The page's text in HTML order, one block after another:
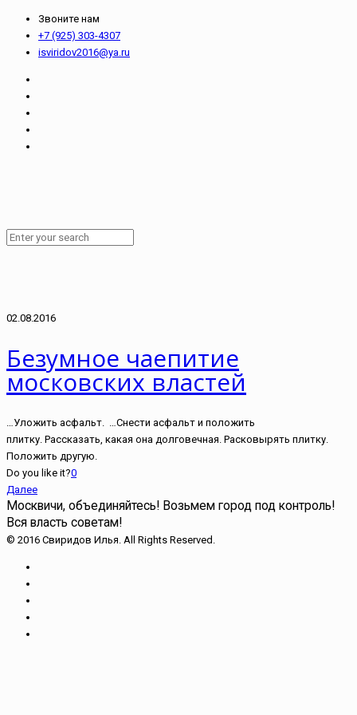
Звоните нам
+7 (925) 303-4307
isviridov2016@ya.ru
02.08.2016
Безумное чаепитие
московских властей
…Уложить асфальт. …Снести асфальт и положить
плитку. Рассказать, какая она долговечная. Расковырять плитку.
Положить другую.
Do you like it?0
Далее
Москвичи, объединяйтесь! Возьмем город под контроль!
Вся власть советам!
© 2016 Свиридов Илья. All Rights Reserved.